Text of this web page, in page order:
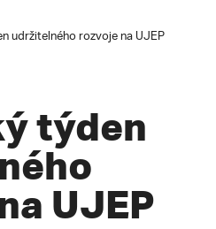
udržitelného rozvoje na UJEP
týden
UJEP